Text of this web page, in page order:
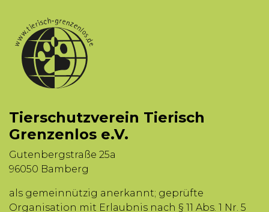
Tierschutzverein Tierisch
Grenzenlos e.V.
Gutenbergstraße 25a
96050 Bamberg
als gemeinnützig anerkannt; geprüfte
Organisation mit Erlaubnis nach § 11 Abs. 1 Nr. 5